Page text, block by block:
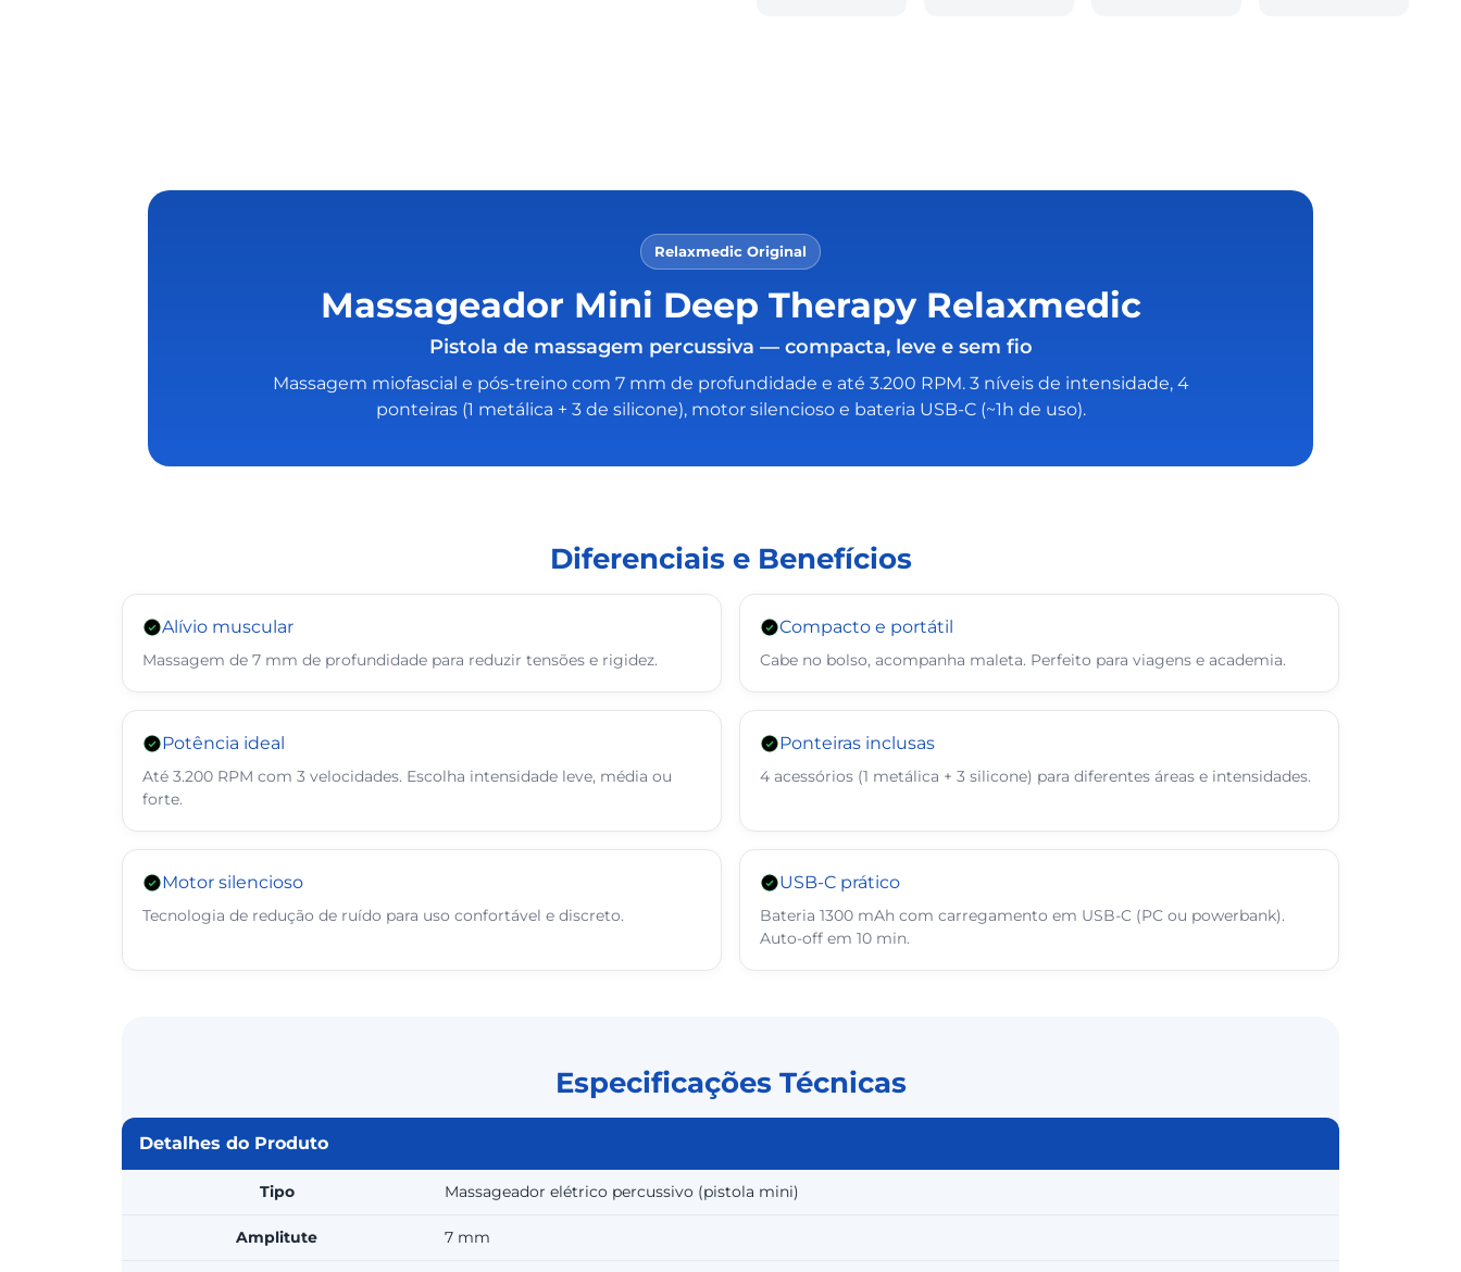
Relaxmedic Original
Massageador Mini Deep Therapy Relaxmedic
Pistola de massagem percussiva — compacta, leve e sem fio
Massagem miofascial e pós-treino com 7 mm de profundidade e até 3.200 RPM. 3 níveis de intensidade, 4
ponteiras (1 metálica + 3 de silicone), motor silencioso e bateria USB-C (~1h de uso).
Diferenciais e Benefícios
Alívio muscular
Massagem de 7 mm de profundidade para reduzir tensões e rigidez.
Compacto e portátil
Cabe no bolso, acompanha maleta. Perfeito para viagens e academia.
Potência ideal
Até 3.200 RPM com 3 velocidades. Escolha intensidade leve, média ou
forte.
Ponteiras inclusas
4 acessórios (1 metálica + 3 silicone) para diferentes áreas e intensidades.
Motor silencioso
Tecnologia de redução de ruído para uso confortável e discreto.
USB-C prático
Bateria 1300 mAh com carregamento em USB-C (PC ou powerbank).
Auto-off em 10 min.
Especificações Técnicas
Detalhes do Produto
Tipo Massageador elétrico percussivo (pistola mini)
Amplitute 7 mm